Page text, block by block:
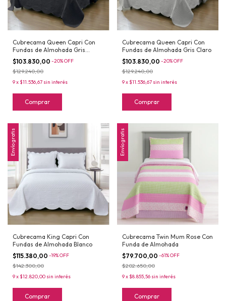
Cubrecama Queen Capri Con
Fundas de Almohada Gris
Oscuro
$103.830,00 -20%OFF
$129.240,00
9x$11.536,67 sin interés
Comprar
Cubrecama Queen Capri Con
Fundas de Almohada Gris Claro
$103.830,00 -20%OFF
$129.240,00
9x$11.536,67 sin interés
Comprar
Envío gratis
Cubrecama King Capri Con
Fundas de Almohada Blanco
$115.380,00 -19%OFF
$142.300,00
9x$12.820,00 sin interés
Comprar
Envío gratis
Cubrecama Twin Mum Rose Con
Funda de Almohada
$79.700,00 -61%OFF
$202.650,00
9x$8.855,56 sin interés
Comprar